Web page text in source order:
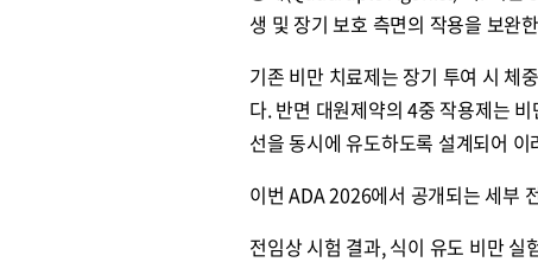
생 및 장기 보호 측면의 작용을 보완
기존 비만 치료제는 장기 투여 시 체
다. 반면 대원제약의 4중 작용제는
선을 동시에 유도하도록 설계되어
이번 ADA 2026에서 공개되는 세부
전임상 시험 결과, 식이 유도 비만